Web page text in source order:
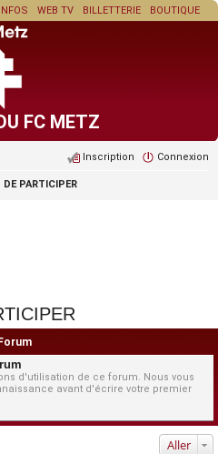
BOUTIQUE
BILLETTERIE
WEB TV
INFOS
FC METZ
Connexion
Inscription
DE PARTICIPER
Forum
d'utilisation de ce forum. Nous vous
avant d'écrire votre premier
Aller